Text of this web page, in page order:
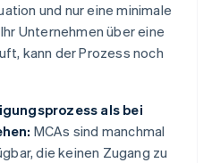
und nur eine minimale
Unternehmen über eine
kann der Prozess noch
als bei
MCAs sind manchmal
die keinen Zugang zu